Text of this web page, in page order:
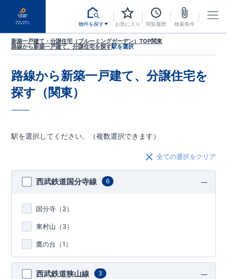
物件を探す お気に入り 閲覧履歴 検索条件
新築一戸建て・分譲住宅（ブルーミングガーデン）TOP関東
路線から新築一戸建て、分譲住宅を探す駅を選択
路線から新築一戸建て、分譲住宅を
探す（関東）
駅を選択してください。（複数選択できます）
全ての選択をクリア
西武鉄道国分寺線 6
国分寺（2）
東村山（3）
鷹の台（1）
西武鉄道狭山線 3